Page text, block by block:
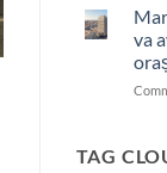
va
TAG